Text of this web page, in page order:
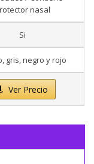
nasal
Si
gris, negro y rojo
Ver Precio